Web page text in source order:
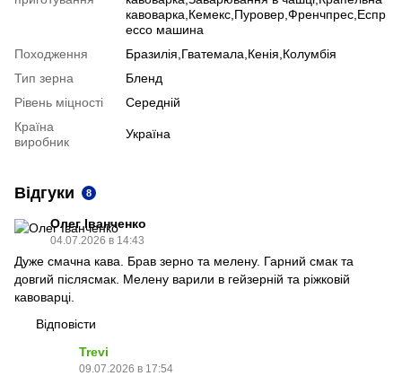
кавоварка,Кемекс,Пуровер,Френчпрес,Еспр
ессо машина
Походження
Бразилія,Гватемала,Кенія,Колумбія
Тип зерна
Бленд
Рівень міцності
Середній
Країна
виробник
Україна
Відгуки 8
Олег Іванченко
04.07.2026 в 14:43
Дуже смачна кава. Брав зерно та мелену. Гарний смак та
довгий післясмак. Мелену варили в гейзерній та ріжковій
кавоварці.
Відповісти
Trevi
09.07.2026 в 17:54